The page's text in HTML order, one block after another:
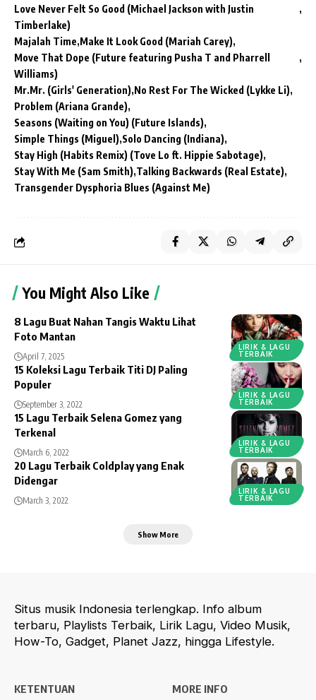
Love Never Felt So Good (Michael Jackson with Justin
Timberlake)
Majalah Time Make It Look Good (Mariah Carey)
Move That Dope (Future featuring Pusha T and Pharrell
Williams)
Mr.Mr. (Girls' Generation) No Rest For The Wicked (Lykke Li)
Problem (Ariana Grande)
Seasons (Waiting on You) (Future Islands)
Simple Things (Miguel) Solo Dancing (Indiana)
Stay High (Habits Remix) (Tove Lo ft. Hippie Sabotage)
Stay With Me (Sam Smith) Talking Backwards (Real Estate)
Transgender Dysphoria Blues (Against Me)
You Might Also Like
LIRIK & LAGU
TERBAIK
8 Lagu Buat Nahan Tangis Waktu Lihat
Foto Mantan
April 7, 2025
LIRIK & LAGU
TERBAIK
15 Koleksi Lagu Terbaik Titi DJ Paling
Populer
September 3, 2022
LIRIK & LAGU
TERBAIK
15 Lagu Terbaik Selena Gomez yang
Terkenal
March 6, 2022
LIRIK & LAGU
TERBAIK
20 Lagu Terbaik Coldplay yang Enak
Didengar
March 3, 2022
Show More
Situs musik Indonesia terlengkap. Info album
terbaru, Playlists Terbaik, Lirik Lagu, Video Musik,
How-To, Gadget, Planet Jazz, hingga Lifestyle.
KETENTUAN MORE INFO